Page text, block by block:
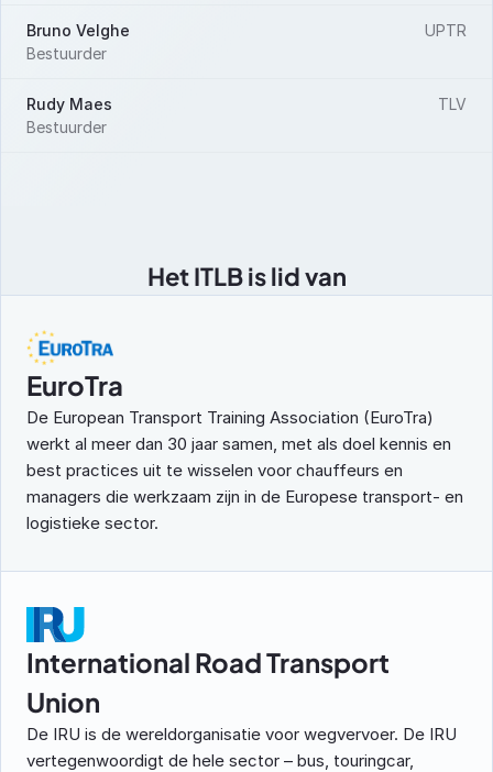
UPTR
Bruno Velghe
Bestuurder
TLV
Rudy Maes
Bestuurder
Het ITLB is lid van
EuroTra
De European Transport Training Association (EuroTra)
werkt al meer dan 30 jaar samen, met als doel kennis en
best practices uit te wisselen voor chauffeurs en
managers die werkzaam zijn in de Europese transport- en
logistieke sector.
International Road Transport
Union
De IRU is de wereldorganisatie voor wegvervoer. De IRU
vertegenwoordigt de hele sector – bus, touringcar,